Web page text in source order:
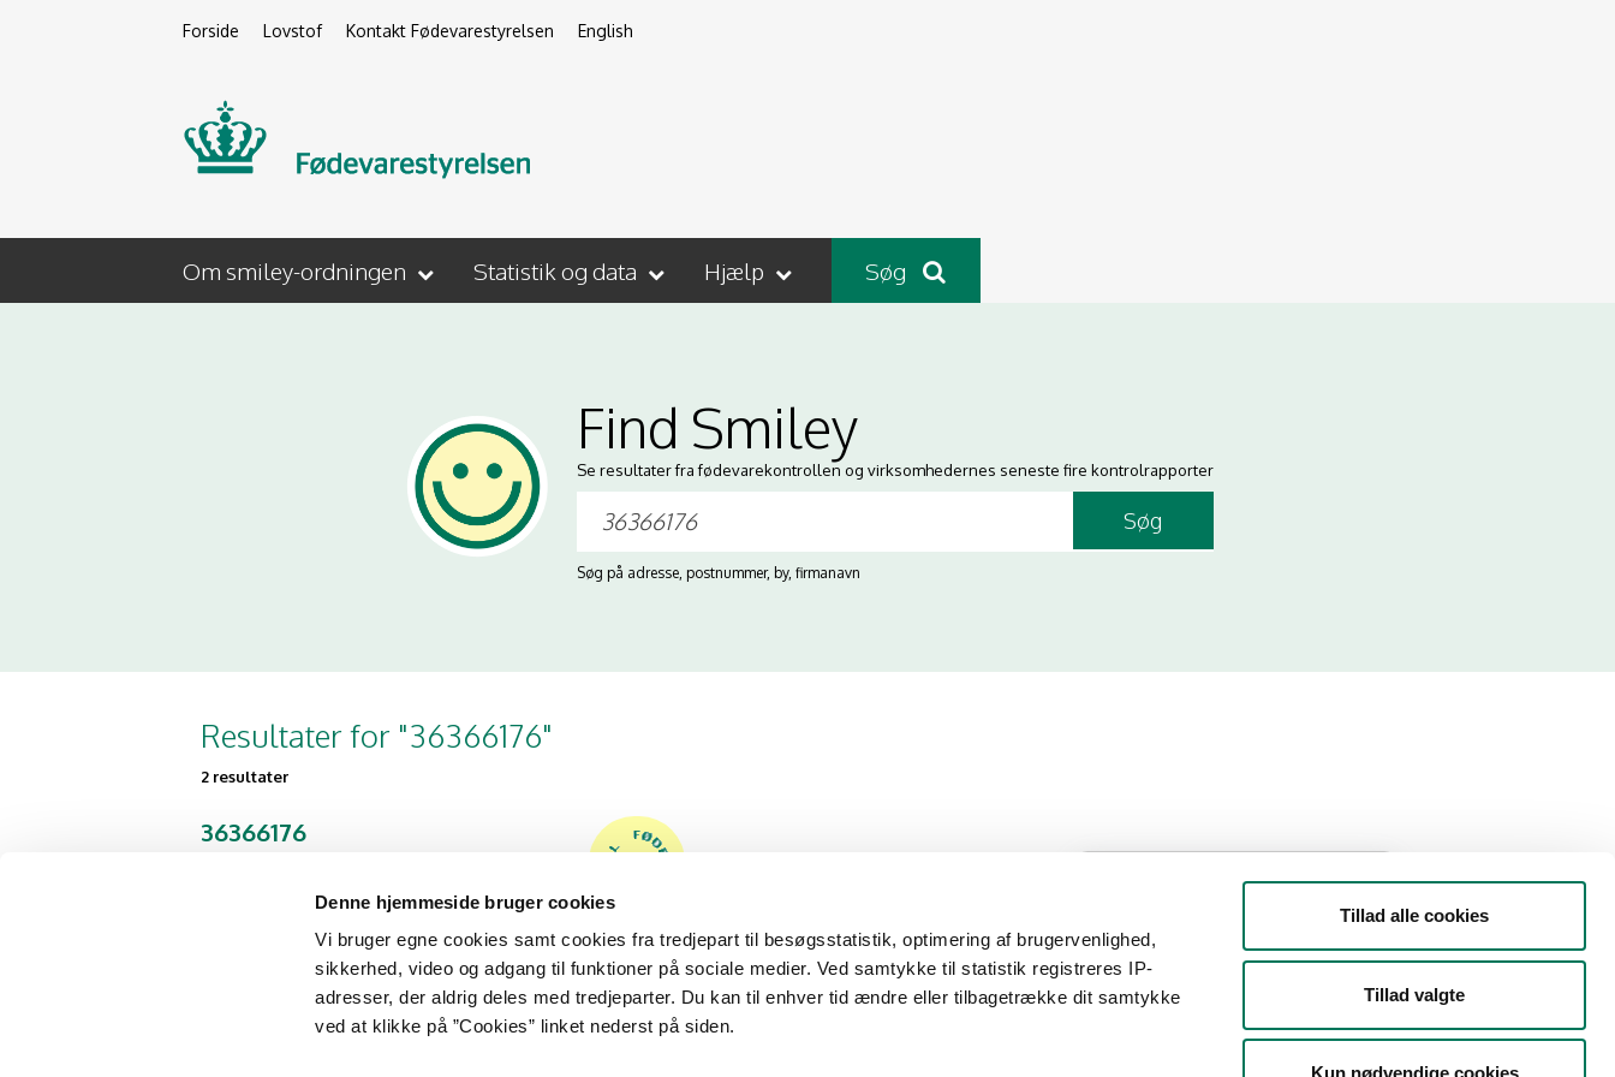
Denne hjemmeside bruger cookies
Vi bruger egne cookies samt cookies fra tredjepart til besøgsstatistik, optimering af brugervenlighed,
sikkerhed, video og adgang til funktioner på sociale medier. Ved samtykke til statistik registreres IP-
adresser, der aldrig deles med tredjeparter. Du kan til enhver tid ændre eller tilbagetrække dit samtykke
ved at klikke på ”Cookies” linket nederst på siden.
Tillad alle cookies
Tillad valgte
Kun nødvendige cookies
Forside Lovstof Kontakt Fødevarestyrelsen English
Om smiley-ordningen Statistik og data Hjælp Søg
Find Smiley
Se resultater fra fødevarekontrollen og virksomhedernes seneste fire kontrolrapporter
Søg
Søg på adresse, postnummer, by, firmanavn
Resultater for "36366176"
2 resultater
36366176
Princess kebab &
pizzahouse
Filtrer din søgning
Smiley